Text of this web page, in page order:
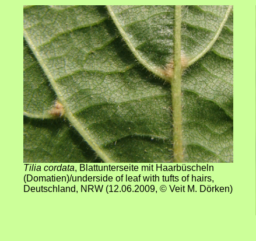
Tilia cordata, Blattunterseite mit Haarbüscheln
(Domatien)/underside of leaf with tufts of hairs,
Deutschland, NRW (12.06.2009, © Veit M. Dörken)